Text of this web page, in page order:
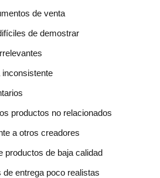
de venta
de demostrar
inconsistente
productos no relacionados
a otros creadores
productos de baja calidad
entrega poco realistas